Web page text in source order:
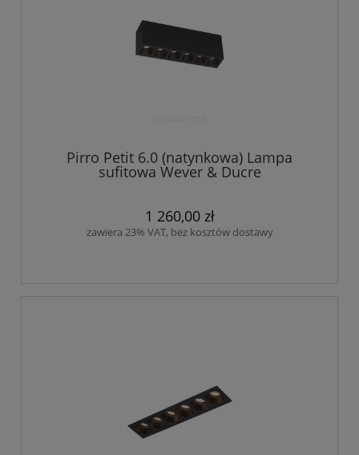
Pirro Petit 6.0 (natynkowa) Lampa
sufitowa Wever & Ducre
1 260,00 zł
zawiera 23% VAT, bez kosztów dostawy